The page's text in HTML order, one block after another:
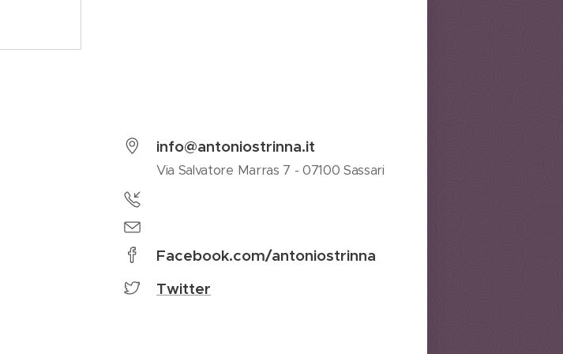
info@antoniostrinna.it
Via Salvatore Marras 7 - 07100 Sassari
Facebook.com/antoniostrinna
Twitter